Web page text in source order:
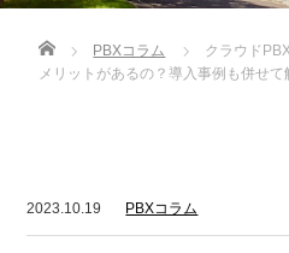
Home PBXコラム
クラウド
メリットがあるの？導入事例も併せて
2023.10.19 PBXコラム